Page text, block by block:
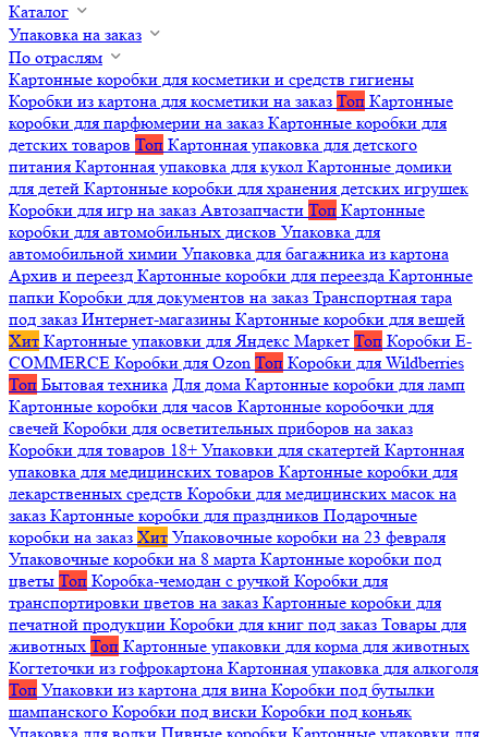
Каталог
Упаковка на заказ
По отраслям
Картонные коробки для косметики и средств гигиены
Коробки из картона для косметики на заказ Топ Картонные
коробки для парфюмерии на заказ Картонные коробки для
детских товаров Топ Картонная упаковка для детского
питания Картонная упаковка для кукол Картонные домики
для детей Картонные коробки для хранения детских игрушек
Коробки для игр на заказ Автозапчасти Топ Картонные
коробки для автомобильных дисков Упаковка для
автомобильной химии Упаковка для багажника из картона
Архив и переезд Картонные коробки для переезда Картонные
папки Коробки для документов на заказ Транспортная тара
под заказ Интернет-магазины Картонные коробки для вещей
Хит Картонные упаковки для Яндекс Маркет Топ Коробки E-
COMMERCE Коробки для Ozon Топ Коробки для Wildberries
Топ Бытовая техника Для дома Картонные коробки для ламп
Картонные коробки для часов Картонные коробочки для
свечей Коробки для осветительных приборов на заказ
Коробки для товаров 18+ Упаковки для скатертей Картонная
упаковка для медицинских товаров Картонные коробки для
лекарственных средств Коробки для медицинских масок на
заказ Картонные коробки для праздников Подарочные
коробки на заказ Хит Упаковочные коробки на 23 февраля
Упаковочные коробки на 8 марта Картонные коробки под
цветы Топ Коробка-чемодан с ручкой Коробки для
транспортировки цветов на заказ Картонные коробки для
печатной продукции Коробки для книг под заказ Товары для
животных Топ Картонные упаковки для корма для животных
Когтеточки из гофрокартона Картонная упаковка для алкоголя
Топ Упаковки из картона для вина Коробки под бутылки
шампанского Коробки под виски Коробки под коньяк